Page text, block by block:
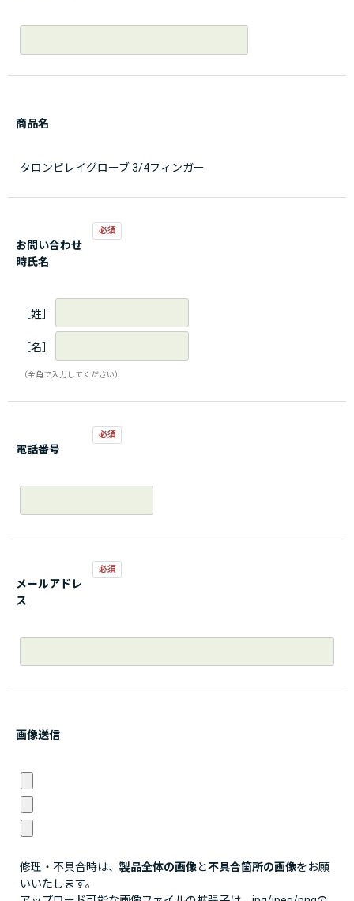
商品名
タロンビレイグローブ 3/4フィンガー
お問い合わせ
時氏名
［姓］
［名］
（全角で入力してください）
電話番号
メールアドレ
ス
画像送信
修理・不具合時は、 製品全体の画像と不具合箇所の画像をお願
いいたします。